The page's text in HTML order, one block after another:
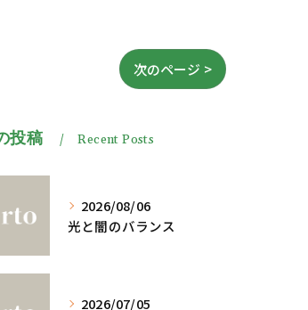
次のページ >
投稿 Recent Posts
2026/08/06
光と闇のバランス
2026/07/05